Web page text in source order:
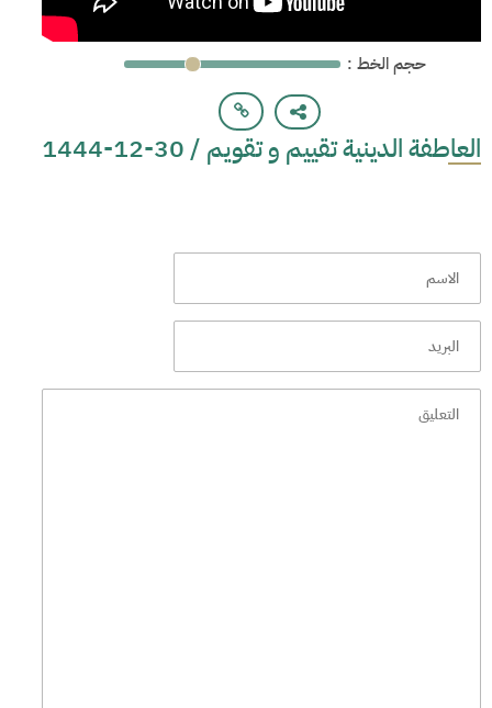
: حجم الخط
العاطفة الدينية تقييم و تقويم / 30-12-1444